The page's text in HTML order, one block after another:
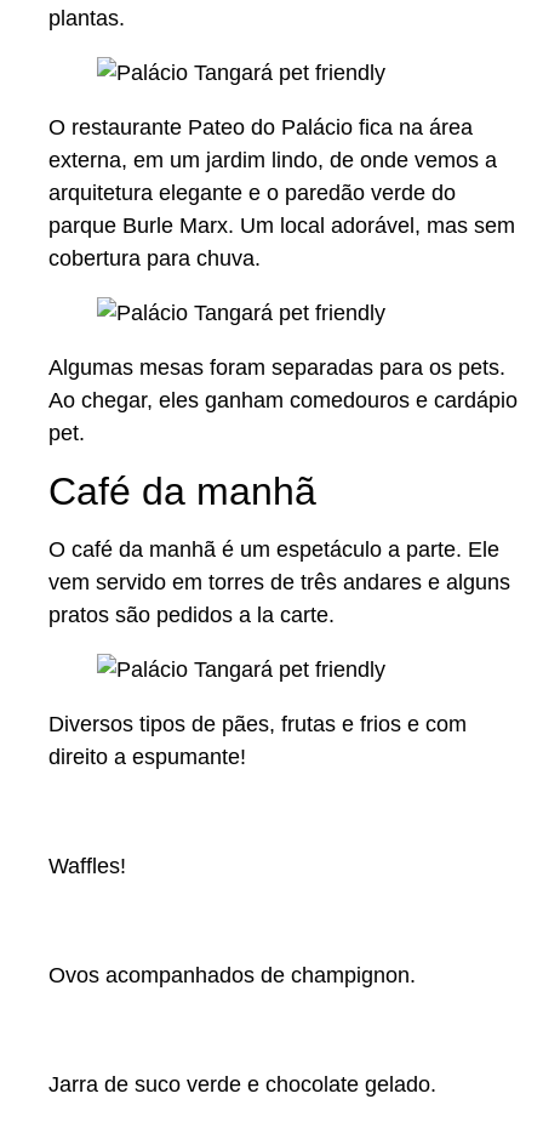
plantas.
O restaurante Pateo do Palácio fica na área
externa, em um jardim lindo, de onde vemos a
arquitetura elegante e o paredão verde do
parque Burle Marx. Um local adorável, mas sem
cobertura para chuva.
Algumas mesas foram separadas para os pets.
Ao chegar, eles ganham comedouros e cardápio
pet.
Café da manhã
O café da manhã é um espetáculo a parte. Ele
vem servido em torres de três andares e alguns
pratos são pedidos a la carte.
Diversos tipos de pães, frutas e frios e com
direito a espumante!
Waffles!
Ovos acompanhados de champignon.
Jarra de suco verde e chocolate gelado.